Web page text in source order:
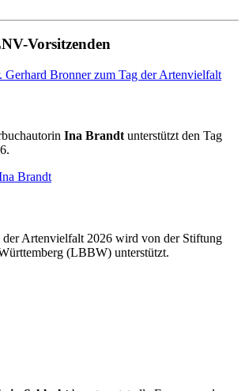
Vorsitzenden
Gerhard Bronner zum Tag der Artenvielfalt
Ina Brandtunterstützt den Tag
Brandt
der Artenvielfalt 2026 wird von der Stiftung
(LBBW) unterstützt.